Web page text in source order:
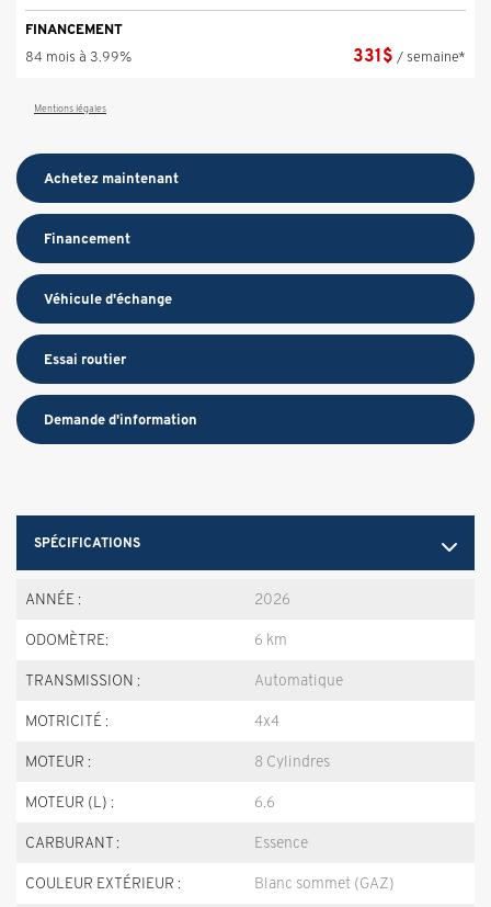
SPÉCIFICATIONS
ANNÉE : 2026
ODOMÈTRE: 6 km
TRANSMISSION : Automatique
MOTRICITÉ : 4x4
MOTEUR : 8 Cylindres
MOTEUR (L) : 6.6
CARBURANT : Essence
COULEUR EXTÉRIEUR : Blanc sommet (GAZ)
FINANCEMENT
84 mois à 3.99%
331$ / semaine*
Mentions légales
Achetez maintenant
Financement
Véhicule d'échange
Essai routier
Demande d'information